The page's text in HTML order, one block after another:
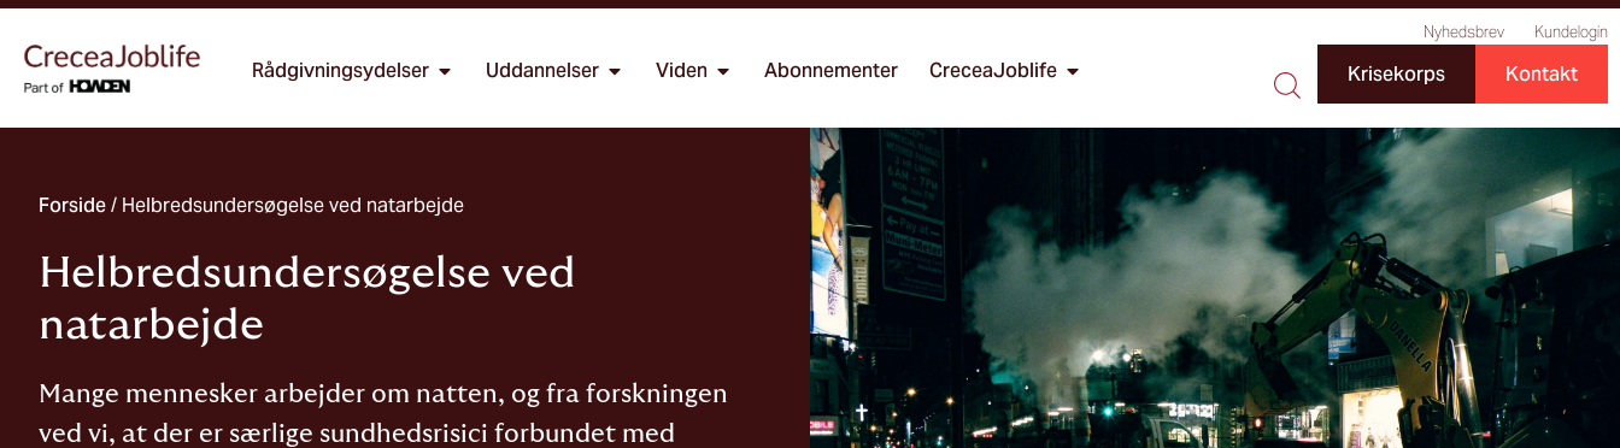
Nyhedsbrev Kundelogin
Rådgivningsydelser Uddannelser Viden Abonnementer CreceaJoblife Krisekorps Kontakt
Forside/ Helbredsundersøgelse ved natarbejde
Helbredsundersøgelse ved
natarbejde
Mange mennesker arbejder om natten, og fra forskningen
ved vi, at der er særlige sundhedsrisici forbundet med